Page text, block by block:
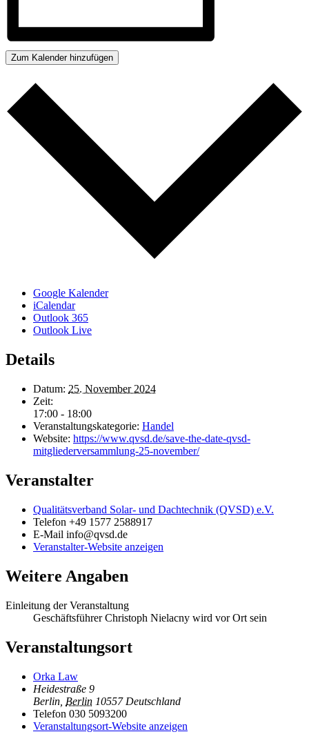
Zum Kalender hinzufügen
Google Kalender
iCalendar
Outlook 365
Outlook Live
Details
Datum: 25. November 2024
Zeit:
17:00 - 18:00
Veranstaltungskategorie: Handel
Website: https://www.qvsd.de/save-the-date-qvsd-
mitgliederversammlung-25-november/
Veranstalter
Qualitätsverband Solar- und Dachtechnik (QVSD) e.V.
Telefon +49 1577 2588917
E-Mail info@qvsd.de
Veranstalter-Website anzeigen
Weitere Angaben
Einleitung der Veranstaltung
Geschäftsführer Christoph Nielacny wird vor Ort sein
Veranstaltungsort
Orka Law
Heidestraße 9
Berlin Berlin 10557 Deutschland
Telefon 030 5093200
Veranstaltungsort-Website anzeigen